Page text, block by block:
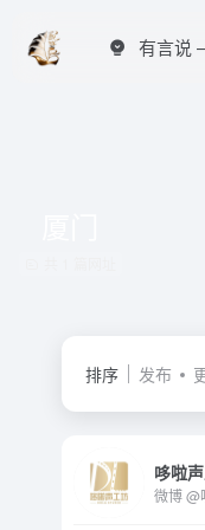
有言说
排序 发布
哆啦
微博 @